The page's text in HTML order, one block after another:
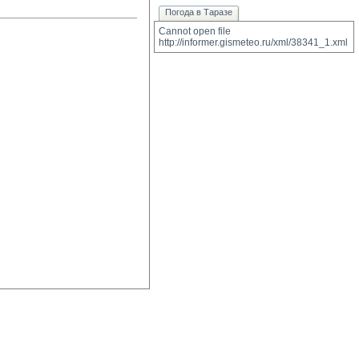
Погода в Таразе
Cannot open file
http://informer.gismeteo.ru/xml/38341_1.xml